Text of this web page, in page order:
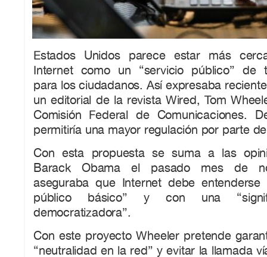
Estados Unidos parece estar más
Internet como un “servicio público” de
para los ciudadanos. Así expresaba
un editorial de la revista Wired, Tom
Comisión Federal de Comunicaciones.
permitiría una mayor regulación por parte
Con esta propuesta se suma a las
Barack Obama el pasado mes de
aseguraba que Internet debe entenderse
público básico” y con una
democratizadora”.
Con este proyecto Wheeler pretende
“neutralidad en la red” y evitar la llamada